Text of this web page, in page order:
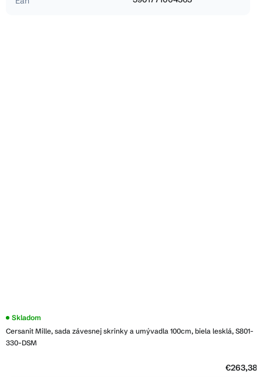
Cersanit Mille, sada závesnej skrinky a umývadla 100cm, biela lesklá, S801-
330-DSM
Priemerné
produktu
je
Skladom
€263,38